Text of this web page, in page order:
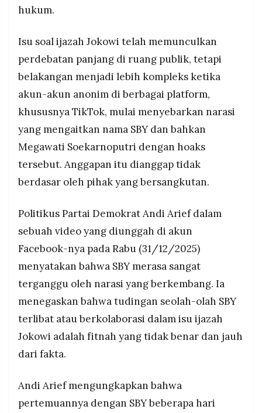
©
PT.
RESOLUSI
MEDIA
PRAMUDITA
hukum.
Isu soal ijazah Jokowi telah memunculkan
perdebatan panjang di ruang publik, tetapi
belakangan menjadi lebih kompleks ketika
akun-akun anonim di berbagai platform,
khususnya TikTok, mulai menyebarkan narasi
yang mengaitkan nama SBY dan bahkan
Megawati Soekarnoputri dengan hoaks
tersebut. Anggapan itu dianggap tidak
berdasar oleh pihak yang bersangkutan.
Politikus Partai Demokrat Andi Arief dalam
sebuah video yang diunggah di akun
Facebook-nya pada Rabu (31/12/2025)
menyatakan bahwa SBY merasa sangat
terganggu oleh narasi yang berkembang. Ia
menegaskan bahwa tudingan seolah-olah SBY
terlibat atau berkolaborasi dalam isu ijazah
Jokowi adalah fitnah yang tidak benar dan jauh
dari fakta.
Andi Arief mengungkapkan bahwa
pertemuannya dengan SBY beberapa hari